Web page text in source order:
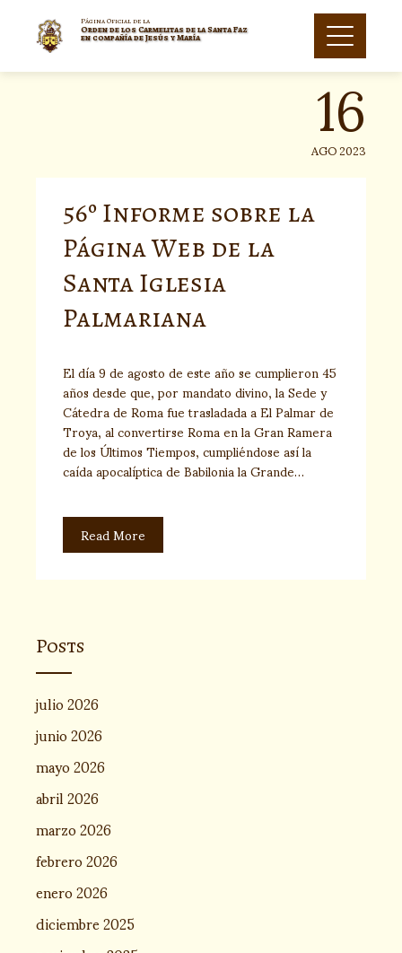
content
Página Oficial de la
Orden de los Carmelitas de la Santa Faz
en compañía de Jesús y María 16
AGO 2023
56º Informe sobre la
Página Web de la
Santa Iglesia
Palmariana
El día 9 de agosto de este año se cumplieron 45
años desde que, por mandato divino, la Sede y
Cátedra de Roma fue trasladada a El Palmar de
Troya, al convertirse Roma en la Gran Ramera
de los Últimos Tiempos, cumpliéndose así la
caída apocalíptica de Babilonia la Grande…
Read More
Posts
julio 2026
junio 2026
mayo 2026
abril 2026
marzo 2026
febrero 2026
enero 2026
diciembre 2025